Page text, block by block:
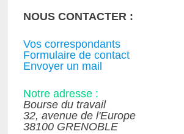
NOUS CONTACTER :
Vos correspondants
Formulaire de contact
Envoyer un mail
Notre adresse :
Bourse du travail
32, avenue de l'Europe
38100 GRENOBLE